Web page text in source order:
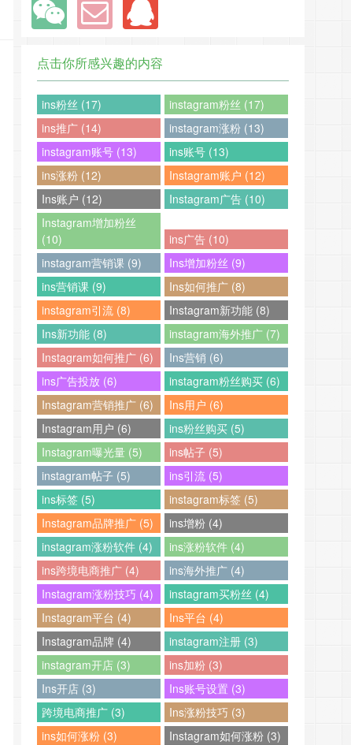
点击你所感兴趣的内容
ins粉丝 (17)
instagram粉丝 (17)
ins推广 (14)
instagram涨粉 (13)
instagram账号 (13)
ins账号 (13)
ins涨粉 (12)
Instagram账户 (12)
Ins账户 (12)
Instagram广告 (10)
Instagram增加粉丝
(10)
ins广告 (10)
instagram营销课 (9)
Ins增加粉丝 (9)
ins营销课 (9)
Ins如何推广 (8)
instagram引流 (8)
Instagram新功能 (8)
Ins新功能 (8)
instagram海外推广 (7)
Instagram如何推广 (6)
Ins营销 (6)
ins广告投放 (6)
instagram粉丝购买 (6)
Instagram营销推广 (6)
Ins用户 (6)
Instagram用户 (6)
ins粉丝购买 (5)
Instagram曝光量 (5)
ins帖子 (5)
instagram帖子 (5)
ins引流 (5)
ins标签 (5)
instagram标签 (5)
Instagram品牌推广 (5)
ins增粉 (4)
instagram涨粉软件 (4)
ins涨粉软件 (4)
ins跨境电商推广 (4)
ins海外推广 (4)
Instagram涨粉技巧 (4)
instagram买粉丝 (4)
Instagram平台 (4)
Ins平台 (4)
Instagram品牌 (4)
instagram注册 (3)
instagram开店 (3)
ins加粉 (3)
Ins开店 (3)
Ins账号设置 (3)
跨境电商推广 (3)
Ins涨粉技巧 (3)
ins如何涨粉 (3)
Instagram如何涨粉 (3)